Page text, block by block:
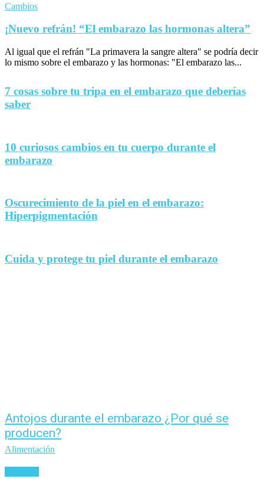
Cambios
¡Nuevo refrán! “El embarazo las hormonas altera”
Al igual que el refrán "La primavera la sangre altera" se podría decir
lo mismo sobre el embarazo y las hormonas: "El embarazo las...
7 cosas sobre tu tripa en el embarazo que deberías
saber
10 curiosos cambios en tu cuerpo durante el
embarazo
Oscurecimiento de la piel en el embarazo:
Hiperpigmentación
Cuida y protege tu piel durante el embarazo
Antojos durante el embarazo ¿Por qué se
producen?
Alimentación